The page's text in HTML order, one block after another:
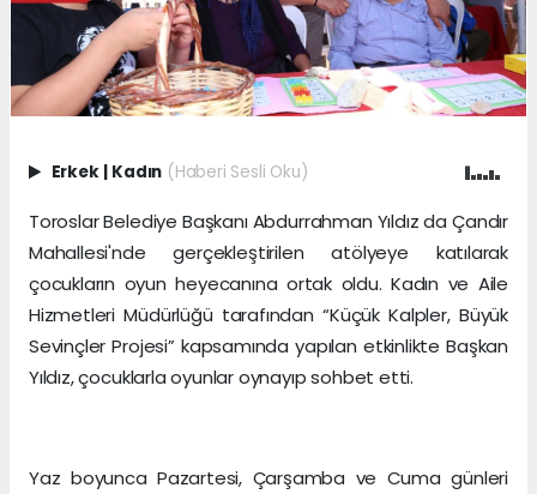
Erkek | Kadın (Haberi Sesli Oku)
Toroslar Belediye Başkanı Abdurrahman Yıldız da Çandır
Mahallesi'nde gerçekleştirilen atölyeye katılarak
çocukların oyun heyecanına ortak oldu. Kadın ve Aile
Hizmetleri Müdürlüğü tarafından “Küçük Kalpler, Büyük
Sevinçler Projesi” kapsamında yapılan etkinlikte Başkan
Yıldız, çocuklarla oyunlar oynayıp sohbet etti.
Yaz boyunca Pazartesi, Çarşamba ve Cuma günleri